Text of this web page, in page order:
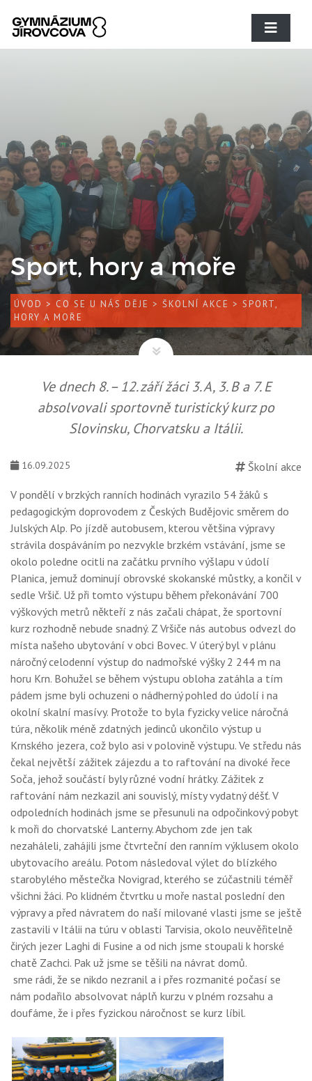
Sport, hory a moře
ÚVOD > CO SE U NÁS DĚJE > ŠKOLNÍ AKCE > SPORT,
HORY A MOŘE
Ve dnech 8. – 12. září žáci 3. A, 3. B a 7. E
absolvovali sportovně turistický kurz po
Slovinsku, Chorvatsku a Itálii.
16.09.2025
Školní akce
V pondělí v brzkých ranních hodinách vyrazilo 54 žáků s
pedagogickým doprovodem z Českých Budějovic směrem do
Julských Alp. Po jízdě autobusem, kterou většina výpravy
strávila dospáváním po nezvykle brzkém vstávání, jsme se
okolo poledne ocitli na začátku prvního výšlapu v údolí
Planica, jemuž dominují obrovské skokanské můstky, a končil v
sedle Vršič. Už při tomto výstupu během překonávání 700
výškových metrů někteří z nás začali chápat, že sportovní
kurz rozhodně nebude snadný. Z Vršiče nás autobus odvezl do
místa našeho ubytování v obci Bovec. V úterý byl v plánu
náročný celodenní výstup do nadmořské výšky 2 244 m na
horu Krn. Bohužel se během výstupu obloha zatáhla a tím
pádem jsme byli ochuzeni o nádherný pohled do údolí i na
okolní skalní masívy. Protože to byla fyzicky velice náročná
túra, několik méně zdatných jedinců ukončilo výstup u
Krnského jezera, což bylo asi v polovině výstupu. Ve středu nás
čekal největší zážitek zájezdu a to raftování na divoké řece
Soča, jehož součástí byly různé vodní hrátky. Zážitek z
raftování nám nezkazil ani souvislý, místy vydatný déšť. V
odpoledních hodinách jsme se přesunuli na odpočinkový pobyt
k moři do chorvatské Lanterny. Abychom zde jen tak
nezaháleli, zahájili jsme čtvrteční den ranním výklusem okolo
ubytovacího areálu. Potom následoval výlet do blízkého
starobylého městečka Novigrad, kterého se zúčastnili téměř
všichni žáci. Po klidném čtvrtku u moře nastal poslední den
výpravy a před návratem do naší milované vlasti jsme se ještě
zastavili v Itálii na túru v oblasti Tarvisia, okolo neuvěřitelně
čirých jezer Laghi di Fusine a od nich jsme stoupali k horské
chatě Zachci. Pak už jsme se těšili na návrat domů.
sme rádi, že se nikdo nezranil a i přes rozmanité počasí se
nám podařilo absolvovat náplň kurzu v plném rozsahu a
doufáme, že i přes fyzickou náročnost se kurz líbil.